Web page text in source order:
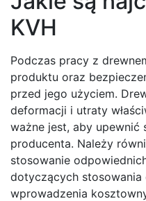
KVH
Podczas pracy z
produktu oraz
przed jego użyciem.
deformacji i utraty
ważne jest, aby upewnić
producenta. Należy
stosowanie
dotyczących
wprowadzenia